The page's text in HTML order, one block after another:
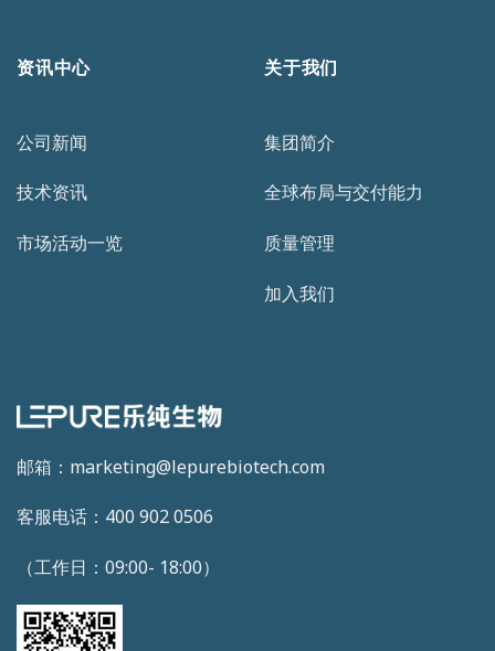
邮箱：marketing@lepurebiotech.com
客服电话：400 902 0506
（工作日：09:00- 18:00）
资讯中心
公司新闻
技术资讯
市场活动一览
关于我们
集团简介
全球布局与交付能力
质量管理
加入我们